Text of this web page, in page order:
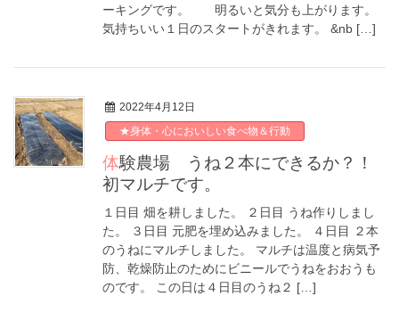
ーキングです。 明るいと気分も上がります。
気持ちいい１日のスタートがきれます。 &nb […]
2022年4月12日
★身体・心においしい食べ物＆行動
体験農場 うね２本にできるか？！
初マルチです。
１日目 畑を耕しました。 ２日目 うね作りしまし
た。 ３日目 元肥を埋め込みました。 ４日目 ２本
のうねにマルチしました。 マルチは温度と病気予
防、乾燥防止のためにビニールでうねをおおうも
のです。 この日は４日目のうね２ […]